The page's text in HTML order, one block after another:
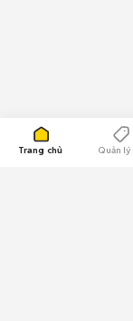
Trang chủ Quản lý